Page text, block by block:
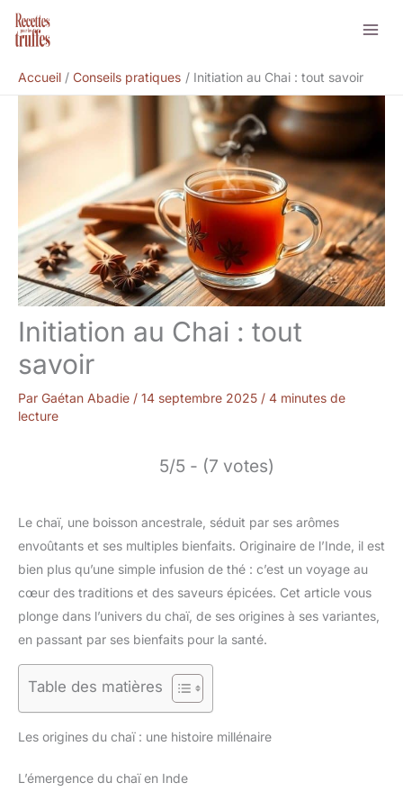
Aller
Accueil
Conseils pratiques Initiation au Chai : tout savoir
Initiation au Chai : tout
savoir
Par Gaétan Abadie / 14 septembre 2025 / 4 minutes de
lecture
5/5 - (7 votes)
Le chaï, une boisson ancestrale, séduit par ses arômes
envoûtants et ses multiples bienfaits. Originaire de l’Inde, il est
bien plus qu’une simple infusion de thé : c’est un voyage au
cœur des traditions et des saveurs épicées. Cet article vous
plonge dans l’univers du chaï, de ses origines à ses variantes,
en passant par ses bienfaits pour la santé.
Table des matières
Les origines du chaï : une histoire millénaire
L’émergence du chaï en Inde
Rechercher